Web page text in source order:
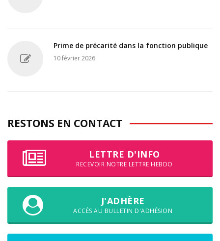
Prime de précarité dans la fonction publique
10 février 2026
RESTONS EN CONTACT
LETTRE D'INFO
RECEVOIR NOTRE LETTRE HEBDO
J'ADHÈRE
ACCÈS AU BULLETIN D'ADHÉSION